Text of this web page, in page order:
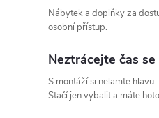
Nábytek a doplňky za
osobní přístup.
Neztrácejte čas
S montáží si nelamte hlavu
Stačí jen vybalit a máte